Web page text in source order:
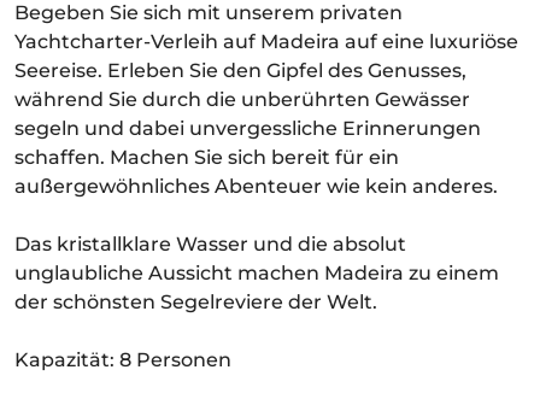
Begeben Sie sich mit unserem privaten
Yachtcharter-Verleih auf Madeira auf eine luxuriöse
Seereise. Erleben Sie den Gipfel des Genusses,
während Sie durch die unberührten Gewässer
segeln und dabei unvergessliche Erinnerungen
schaffen. Machen Sie sich bereit für ein
außergewöhnliches Abenteuer wie kein anderes.
Das kristallklare Wasser und die absolut
unglaubliche Aussicht machen Madeira zu einem
der schönsten Segelreviere der Welt.
Kapazität: 8 Personen